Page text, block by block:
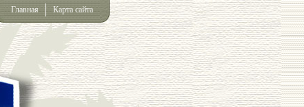
Главная Карта сайта